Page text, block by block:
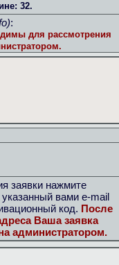
32.
:
для рассмотрения
заявки нажмите
вами e-mail
код. После
Ваша заявка
администратором.